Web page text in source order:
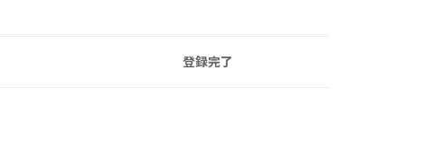
登録完了